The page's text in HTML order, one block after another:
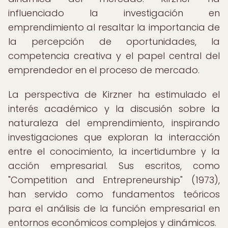
influenciado la investigación en
emprendimiento al resaltar la importancia de
la percepción de oportunidades, la
competencia creativa y el papel central del
emprendedor en el proceso de mercado.
La perspectiva de Kirzner ha estimulado el
interés académico y la discusión sobre la
naturaleza del emprendimiento, inspirando
investigaciones que exploran la interacción
entre el conocimiento, la incertidumbre y la
acción empresarial. Sus escritos, como
"Competition and Entrepreneurship" (1973),
han servido como fundamentos teóricos
para el análisis de la función empresarial en
entornos económicos complejos y dinámicos.